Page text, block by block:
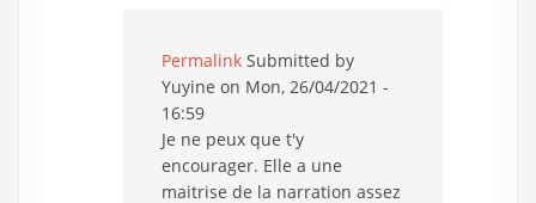
Permalink Submitted by
Yuyine on Mon, 26/04/2021 -
16:59
Je ne peux que t'y
encourager. Elle a une
maitrise de la narration assez